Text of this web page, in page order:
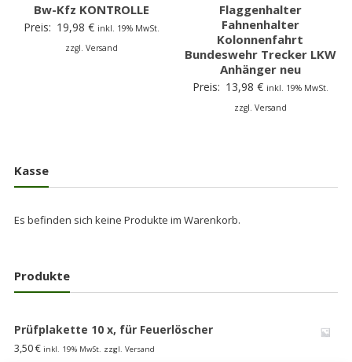
Bw-Kfz KONTROLLE
Preis: 19,98€ inkl. 19% MwSt.
zzgl. Versand
Flaggenhalter
Fahnenhalter
Kolonnenfahrt
Bundeswehr Trecker LKW
Anhänger neu
Preis: 13,98 € inkl. 19% MwSt.
zzgl. Versand
Kasse
Es befinden sich keine Produkte im Warenkorb.
Produkte
Prüfplakette 10 x, für Feuerlöscher
3,50€ inkl. 19% MwSt. zzgl. Versand